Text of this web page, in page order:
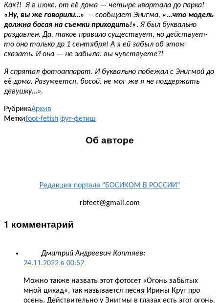
Как?! Я в шоке. от её дома — четыре квартала до парка!
«Ну, вы же говорили…» — сообщает Энигма, «…что модель
должна босая на съемки приходить!». Я был буквально
раздавлен. Да. такое правило существует, но действует-
то оно только до 1 сентября! А я ей забыл об этом
сказать. И она — не забыла. вы чувствуете?!
Я спрятал фотоаппарат. И буквально побежал с Энигмой до
её дома. Разумеется, босой. не мог же я не поддержать
девушку…».
РубрикаАрхив
Меткиfoot-fetish фут-фетиш
Об авторе
Редакция портала "БОСИКОМ В РОССИИ"
rbfeet@gmail.com
1 комментарий
Дмитрий Андреевич Коптяев:
24.11.2022 в 00:52
Можно также назвать этот фотосет «Огонь забытых
мной цикад», так называется песня Ирины Круг про
осень. Действительно у Энигмы в глазах есть этот огонь.